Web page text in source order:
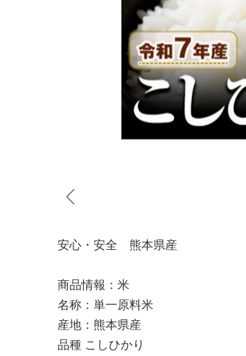
安心・安全 熊本県産
商品情報：米
名称：単一原料米
産地：熊本県産
品種 こしひかり